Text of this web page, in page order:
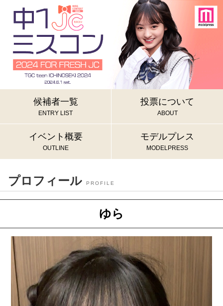
候補者一覧
ENTRY LIST
投票について
ABOUT
イベント概要
OUTLINE
モデルプレス
MODELPRESS
プロフィール PROFILE
ゆら